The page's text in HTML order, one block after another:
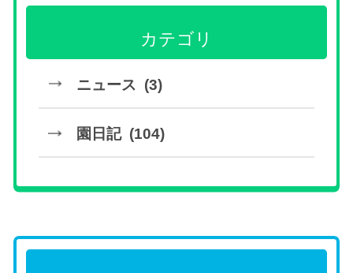
カテゴリ
ニュース (3)
園日記 (104)